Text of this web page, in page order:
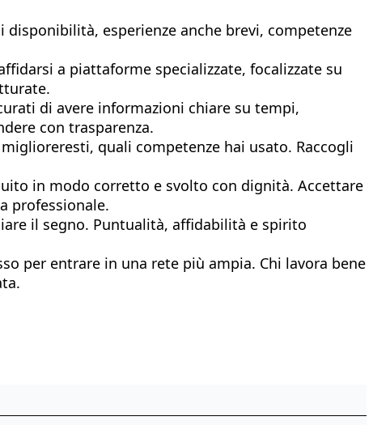
esperienze anche brevi, competenze
a piattaforme specializzate, focalizzate su
di avere informazioni chiare su tempi,
con trasparenza.
quali competenze hai usato. Raccogli
in modo corretto e svolto con dignità. Accettare
professionale.
il segno. Puntualità, affidabilità e spirito
per entrare in una rete più ampia. Chi lavora bene